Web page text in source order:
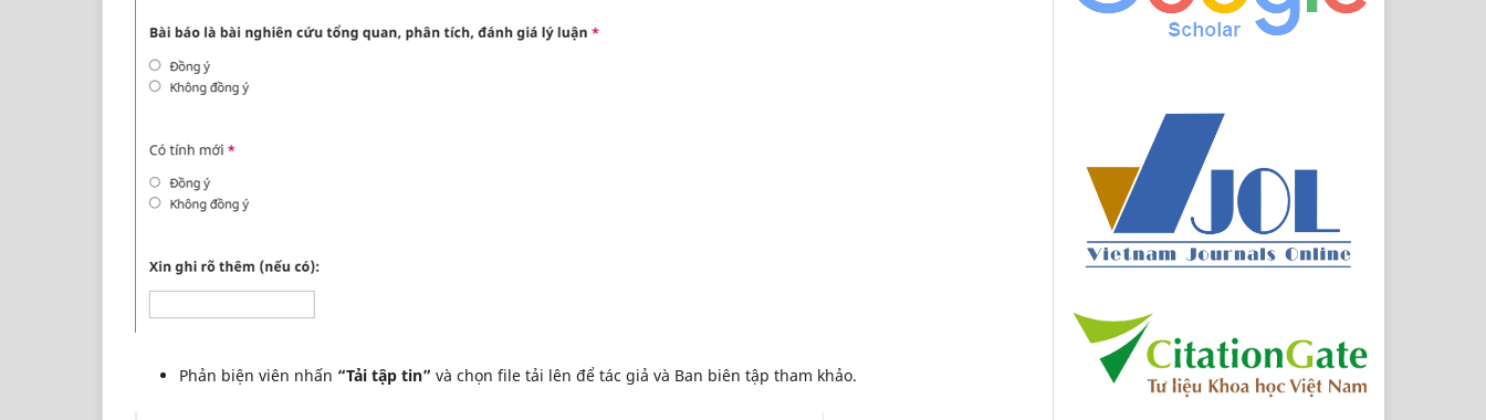
Phản biện viên nhấn “Tải tập tin” và chọn file tải lên để tác giả và Ban biên tập tham khảo.